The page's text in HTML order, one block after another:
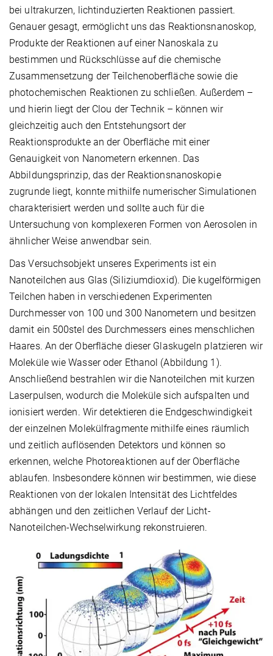
bei ultrakurzen, lichtinduzierten Reaktionen passiert.
Genauer gesagt, ermöglicht uns das Reaktionsnanoskop,
Produkte der Reaktionen auf einer Nanoskala zu
bestimmen und Rückschlüsse auf die chemische
Zusammensetzung der Teilchenoberfläche sowie die
photochemischen Reaktionen zu schließen. Außerdem –
und hierin liegt der Clou der Technik – können wir
gleichzeitig auch den Entstehungsort der
Reaktionsprodukte an der Oberfläche mit einer
Genauigkeit von Nanometern erkennen. Das
Abbildungsprinzip, das der Reaktionsnanoskopie
zugrunde liegt, konnte mithilfe numerischer Simulationen
charakterisiert werden und sollte auch für die
Untersuchung von komplexeren Formen von Aerosolen in
ähnlicher Weise anwendbar sein.
Das Versuchsobjekt unseres Experiments ist ein
Nanoteilchen aus Glas (Siliziumdioxid). Die kugelförmigen
Teilchen haben in verschiedenen Experimenten
Durchmesser von 100 und 300 Nanometern und besitzen
damit ein 500stel des Durchmessers eines menschlichen
Haares. An der Oberfläche dieser Glaskugeln platzieren wir
Moleküle wie Wasser oder Ethanol (Abbildung 1).
Anschließend bestrahlen wir die Nanoteilchen mit kurzen
Laserpulsen, wodurch die Moleküle sich aufspalten und
ionisiert werden. Wir detektieren die Endgeschwindigkeit
der einzelnen Molekülfragmente mithilfe eines räumlich
und zeitlich auflösenden Detektors und können so
erkennen, welche Photoreaktionen auf der Oberfläche
ablaufen. Insbesondere können wir bestimmen, wie diese
Reaktionen von der lokalen Intensität des Lichtfeldes
abhängen und den zeitlichen Verlauf der Licht-
Nanoteilchen-Wechselwirkung rekonstruieren.